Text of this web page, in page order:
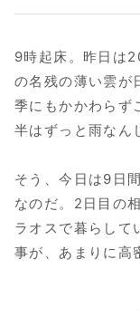
9時起床。昨日は
の名残の薄い雲が
季にもかかわらず
半はずっと雨なん
そう、今日は9日
なのだ。2日目の
ラオスで暮らして
事が、あまりに高